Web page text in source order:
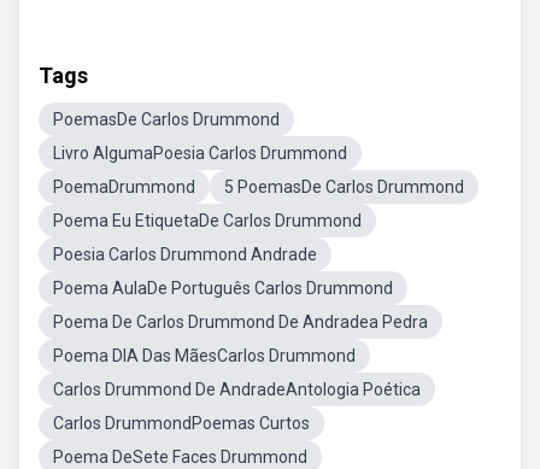
Tags
PoemasDe Carlos Drummond
Livro AlgumaPoesia Carlos Drummond
PoemaDrummond
5 PoemasDe Carlos Drummond
Poema Eu EtiquetaDe Carlos Drummond
Poesia Carlos Drummond Andrade
Poema AulaDe Português Carlos Drummond
Poema De Carlos Drummond De Andradea Pedra
Poema DIA Das MãesCarlos Drummond
Carlos Drummond De AndradeAntologia Poética
Carlos DrummondPoemas Curtos
Poema DeSete Faces Drummond